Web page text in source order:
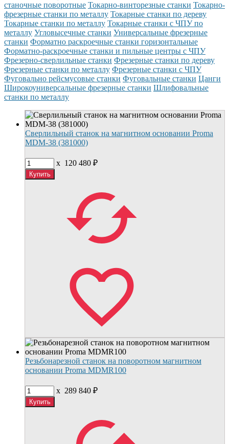
станочные поворотные Токарно-винторезные станки Токарно-
фрезерные станки по металлу Токарные станки по дереву
Токарные станки по металлу Токарные станки с ЧПУ по
металлу Угловысечные станки Универсальные фрезерные
станки Форматно раскроечные станки горизонтальные
Форматно-раскроечные станки и пильные центры с ЧПУ
Фрезерно-сверлильные станки Фрезерные станки по дереву
Фрезерные станки по металлу Фрезерные станки с ЧПУ
Фуговально рейсмусовые станки Фуговальные станки Цанги
Широкоуниверсальные фрезерные станки Шлифовальные
станки по металлу
Сверлильный станок на магнитном основании Proma
MDM-38 (381000)
x 120 480 ₽
Резьбонарезной станок на поворотном магнитном
основании Proma MDMR100
x 289 840 ₽